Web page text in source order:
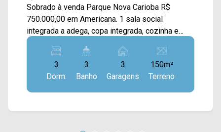
Sobrado à venda Parque Nova Carioba R$
750.000,00 em Americana. 1 sala social
integrada a adega, copa integrada, cozinha e
área gourmet 1 dispensa 1 área de serviços
externa Hall de iluminação Sala de vídeo 2
quartos com sacada 1 banheiro social 1 lavabo
1 Suíte Master com sacada, closet e suíte com
banheira Portas balcão de madeira nobre 1
churrasqueira, fogão a lenha, forno a lenha e
3
Dorm.
3
Banho
3
Garagens
150m²
Terreno